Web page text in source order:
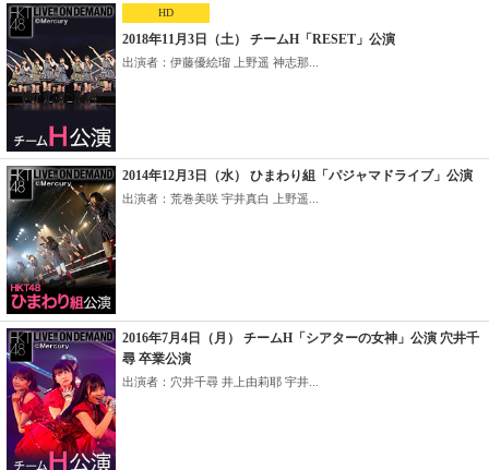
HD
2018年11月3日（土） チームH「RESET」公演
出演者：伊藤優絵瑠 上野遥 神志那...
2014年12月3日（水） ひまわり組「パジャマドライブ」公演
出演者：荒巻美咲 宇井真白 上野遥...
2016年7月4日（月） チームH「シアターの女神」公演 穴井千
尋 卒業公演
出演者：穴井千尋 井上由莉耶 宇井...